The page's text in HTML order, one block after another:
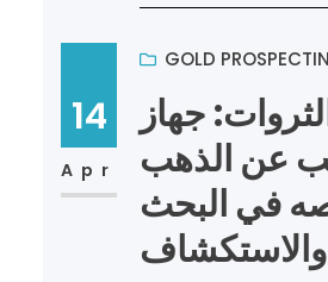
14
Apr
GOLD
جهاز
عن الذهب
في البحث
والاستكشاف